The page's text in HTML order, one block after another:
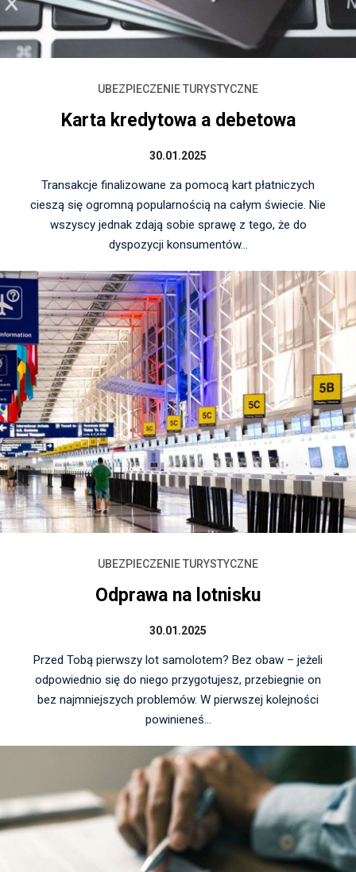
UBEZPIECZENIE TURYSTYCZNE
Karta kredytowa a debetowa
30.01.2025
Transakcje finalizowane za pomocą kart płatniczych
cieszą się ogromną popularnością na całym świecie. Nie
wszyscy jednak zdają sobie sprawę z tego, że do
dyspozycji konsumentów...
UBEZPIECZENIE TURYSTYCZNE
Odprawa na lotnisku
30.01.2025
Przed Tobą pierwszy lot samolotem? Bez obaw – jeżeli
odpowiednio się do niego przygotujesz, przebiegnie on
bez najmniejszych problemów. W pierwszej kolejności
powinieneś...